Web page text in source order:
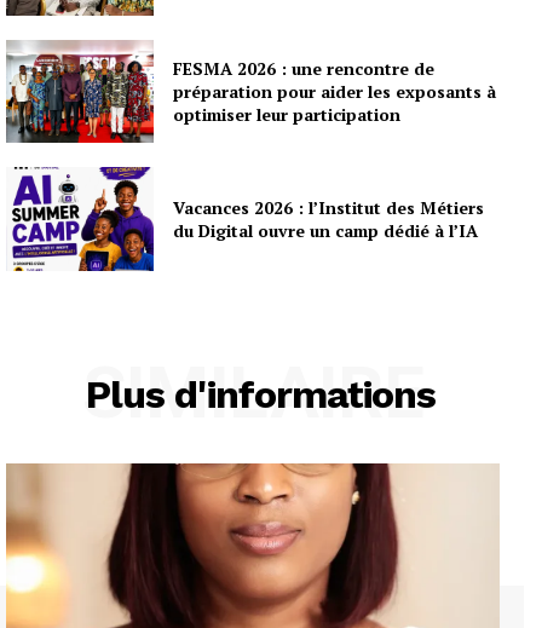
FESMA 2026 : une rencontre de
préparation pour aider les exposants à
optimiser leur participation
Vacances 2026 : l’Institut des Métiers
du Digital ouvre un camp dédié à l’IA
Plus d'informations
SIMILAIRE